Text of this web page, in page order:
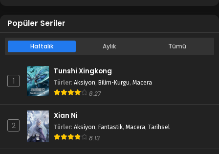
Popüler Seriler
Haftalık Aylık Tümü
1
Tunshi Xingkong
Türler: Aksiyon, Bilim-Kurgu, Macera
8.27
2
Xian Ni
Türler: Aksiyon, Fantastik, Macera, Tarihsel
8.13